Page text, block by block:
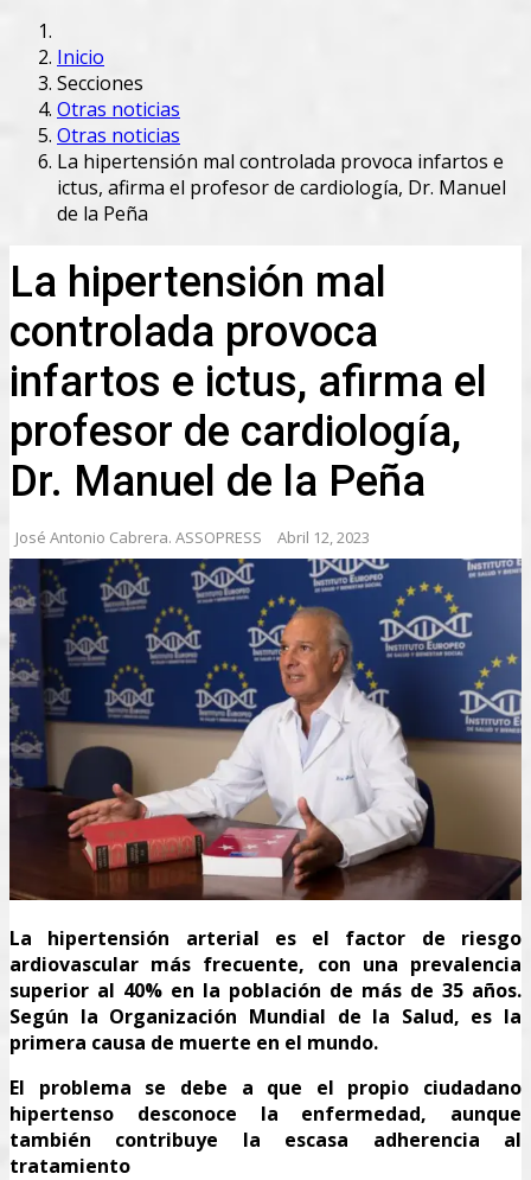
Inicio
Secciones
Otras noticias
Otras noticias
La hipertensión mal controlada provoca infartos e
ictus, afirma el profesor de cardiología, Dr. Manuel
de la Peña
La hipertensión mal
controlada provoca
infartos e ictus, afirma el
profesor de cardiología,
Dr. Manuel de la Peña
José Antonio Cabrera. ASSOPRESS Abril 12, 2023
La hipertensión arterial es el factor de riesgo
ardiovascular más frecuente, con una prevalencia
superior al 40% en la población de más de 35 años.
Según la Organización Mundial de la Salud, es la
primera causa de muerte en el mundo.
El problema se debe a que el propio ciudadano
hipertenso desconoce la enfermedad, aunque
también contribuye la escasa adherencia al
tratamiento